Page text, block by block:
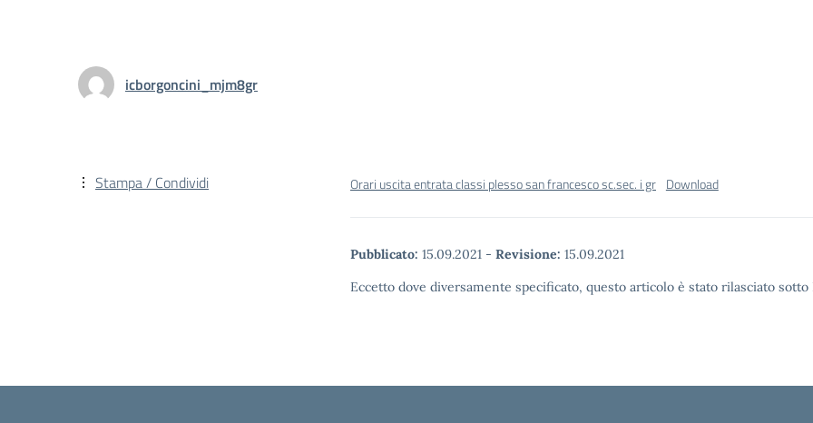
icborgoncini_mjm8gr
Orari uscita entrata classi plesso san francesco sc.sec. i gr Download
Pubblicato: 15.09.2021 - Revisione: 15.09.2021
Eccetto dove diversamente specificato, questo articolo è stato rilasciato
Stampa / Condividi